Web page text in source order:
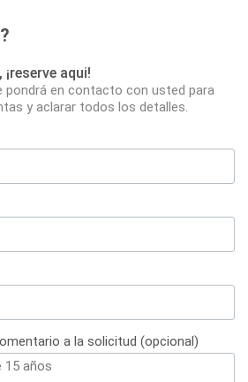
aqui!
pondrá en contacto con usted para
y aclarar todos los detalles.
a la solicitud (opcional)